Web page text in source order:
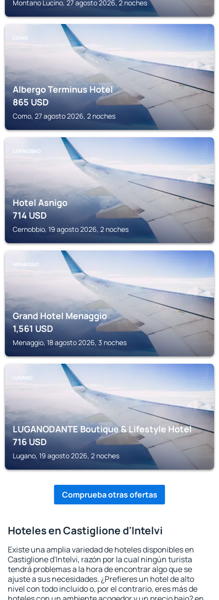
Montano Lucino, 27 agosto 2026, 2 noches
COMO
Albergo Terminus Hotel
865USD
Como, 27 agosto 2026, 2 noches
CERNOBBIO
Hotel Asnigo
714USD
Cernobbio, 19 agosto 2026, 2 noches
MENAGGIO
Grand Hotel Menaggio
1,561USD
Menaggio, 18 agosto 2026, 3 noches
LUGANO
LUGANODANTE Boutique & Lifestyle Hotel
716USD
Lugano, 19 agosto 2026, 2 noches
Comprueba otras ofertas
Hoteles en Castiglione d'Intelvi
Existe una amplia variedad de hoteles disponibles en
Castiglione d'Intelvi, razón por la cual ningún turista
tendrá problemas a la hora de encontrar algo que se
ajuste a sus necesidades. ¿Prefieres un hotel de alto
nivel con todo incluido o, por el contrario, eres más de